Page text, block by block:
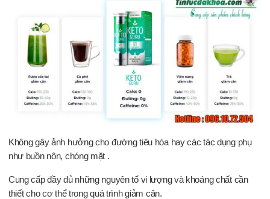
Không gây ảnh hưởng cho đường tiêu hóa hay các tác dụng phụ
như buồn nôn, chóng mặt .
Cung cấp đầy đủ những nguyên tố vi lượng và khoáng chất cần
thiết cho cơ thể trong quá trình giảm cân.